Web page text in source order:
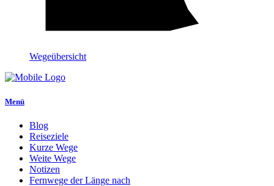
Wegeübersicht
Menü
Blog
Reiseziele
Kurze Wege
Weite Wege
Notizen
Fernwege der Länge nach